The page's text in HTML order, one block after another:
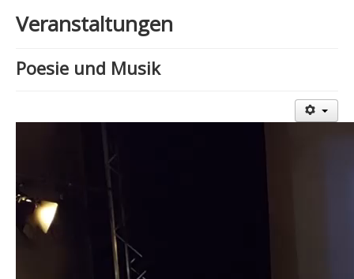
Veranstaltungen
Poesie und Musik